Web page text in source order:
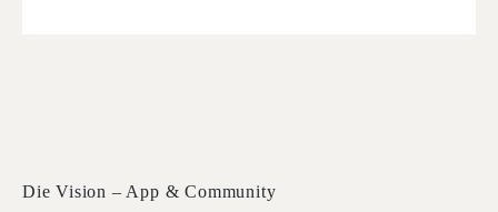
Die Vision – App & Community